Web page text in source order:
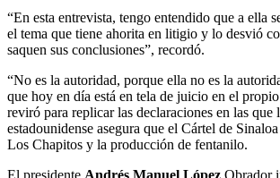
“En esta entrevista, tengo entendido que a ella
el tema que tiene ahorita en litigio y lo desvió
saquen sus conclusiones”, recordó.
“No es la autoridad, porque ella no es la
que hoy en día está en tela de juicio en el
reviró para replicar las declaraciones en las que
estadounidense asegura que el Cártel de
Los Chapitos y la producción de fentanilo.
El presidente Andrés Manuel López Obrador